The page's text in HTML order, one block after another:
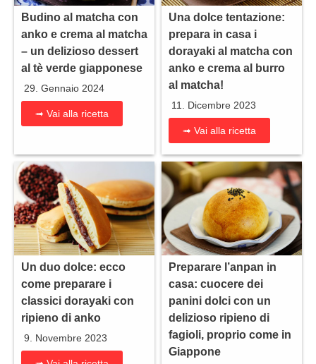
Budino al matcha con
anko e crema al matcha
– un delizioso dessert
al tè verde giapponese
29. Gennaio 2024
➟ Vai alla ricetta
Una dolce tentazione:
prepara in casa i
dorayaki al matcha con
anko e crema al burro
al matcha!
11. Dicembre 2023
➟ Vai alla ricetta
Un duo dolce: ecco
come preparare i
classici dorayaki con
ripieno di anko
9. Novembre 2023
Preparare l’anpan in
casa: cuocere dei
panini dolci con un
delizioso ripieno di
fagioli, proprio come in
Giappone